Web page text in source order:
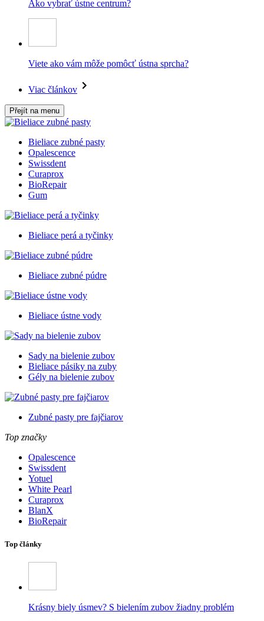
Ako vybrať ústne centrum?
Viete ako vám môže pomôcť ústna sprcha?
Viac článkov
Přejít na menu
Bieliace zubné pasty
Opalescence
Swissdent
Curaprox
BioRepair
Gum
Bieliace perá a tyčinky
Bieliace zubné púdre
Bieliace ústne vody
Sady na bielenie zubov
Bieliace pásiky na zuby
Gély na bielenie zubov
Zubné pasty pre fajčiarov
Top značky
Opalescence
Swissdent
Yotuel
White Pearl
Curaprox
BlanX
BioRepair
Top články
Krásny biely úsmev? S bielením zubov žiadny problém